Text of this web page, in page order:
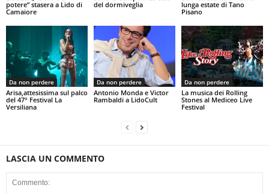
potere” stasera a Lido di
Camaiore
del dormiveglia
lunga estate di Tano
Pisano
Da non perdere
Arisa,attesissima sul palco
del 47° Festival La
Versiliana
Da non perdere
Antonio Monda e Victor
Rambaldi a LidoCult
Da non perdere
La musica dei Rolling
Stones al Mediceo Live
Festival
LASCIA UN COMMENTO